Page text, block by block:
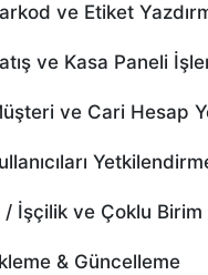
ve Etiket
ve Kasa Paneli
ve Cari Hesap
İşçilik ve Çoklu Birim
& Güncelleme